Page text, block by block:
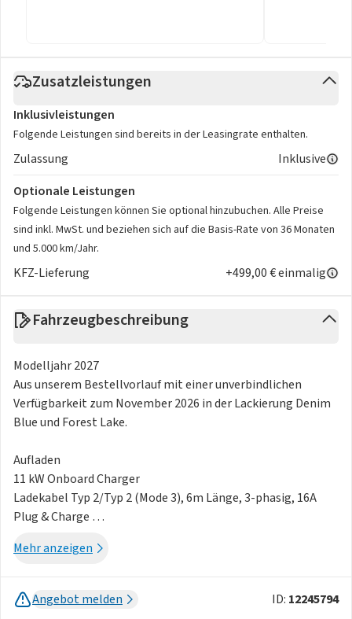
Zusatzleistungen
Inklusivleistungen
Folgende Leistungen sind bereits in der Leasingrate enthalten.
Zulassung
Inklusive
Optionale Leistungen
Folgende Leistungen können Sie optional hinzubuchen. Alle Preise
sind inkl. MwSt. und beziehen sich auf die Basis-Rate von 36 Monaten
und 5.000 km/Jahr.
KFZ-Lieferung +499,00 € einmalig
Fahrzeugbeschreibung
Modelljahr 2027
Aus unserem Bestellvorlauf mit einer unverbindlichen
Verfügbarkeit zum November 2026 in der Lackierung Denim
Blue und Forest Lake.
Aufladen
11 kW Onboard Charger
Ladekabel Typ 2/Typ 2 (Mode 3), 6m Länge, 3-phasig, 16A
Plug & Charge
Beladen & Verstauen
Gepäckraum-Trennnetz
Heckklappenautomatik (elektrisch)
Mehr anzeigen
Angebot melden ID: 12245794